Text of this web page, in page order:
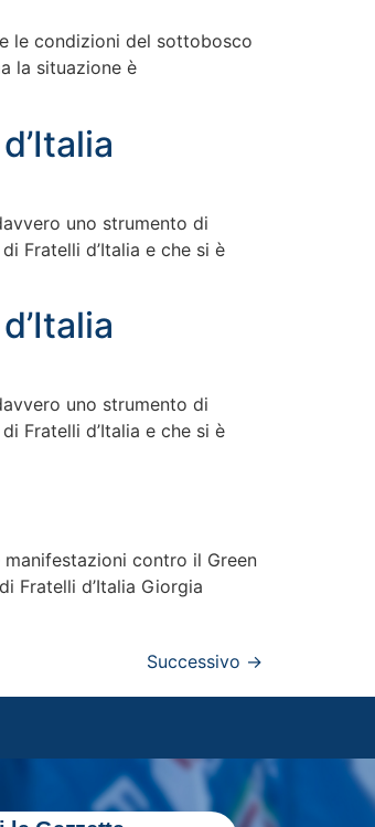
le condizioni del sottobosco
la situazione è
uno strumento di
Fratelli d’Italia e che si è
uno strumento di
Fratelli d’Italia e che si è
contro il Green
Fratelli d’Italia Giorgia
Successivo →